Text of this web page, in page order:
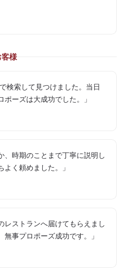
様
検索して見つけました。当日
ーズは大成功でした。」
、時期のことまで丁寧に説明し
く頼めました。」
レストランへ届けてもらえまし
事プロポーズ成功です。」